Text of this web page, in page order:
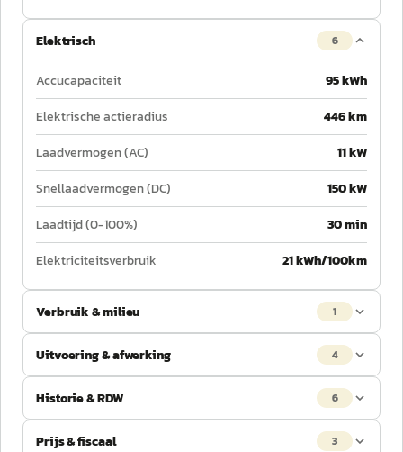
Elektrisch 6
Accucapaciteit
95 kWh
Elektrische actieradius
446 km
Laadvermogen (AC)
11 kW
Snellaadvermogen (DC)
150 kW
Laadtijd (0-100%)
30 min
Elektriciteitsverbruik
21 kWh/100km
Verbruik & milieu 1
Uitvoering & afwerking 4
Historie & RDW 6
Prijs & fiscaal 3